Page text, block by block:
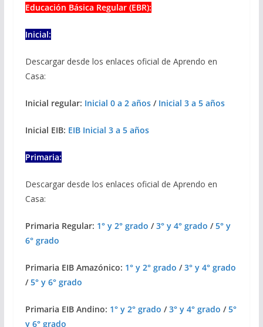
Educación Básica Regular (EBR):
Inicial:
Descargar desde los enlaces oficial de Aprendo en
Casa:
Inicial regular: Inicial 0 a 2 años/ Inicial 3 a 5 años
Inicial EIB: EIB Inicial 3 a 5 años
Primaria:
Descargar desde los enlaces oficial de Aprendo en
Casa:
Primaria Regular: 1° y 2° grado /3° y 4° grado /5° y
6° grado
Primaria EIB Amazónico: 1° y 2° grado /3° y 4° grado
/5° y 6° grado
Primaria EIB Andino: 1° y 2° grado /3° y 4° grado /5°
y 6° grado